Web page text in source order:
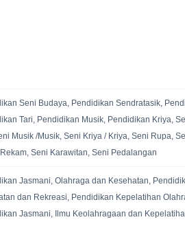
Seni Budaya, Pendidikan Sendratasik,
Tari, Pendidikan Musik, Pendidikan Kriya,
Musik /Musik, Seni Kriya / Kriya, Seni Rupa,
Seni Karawitan, Seni Pedalangan
Jasmani, Olahraga dan Kesehatan,
dan Rekreasi, Pendidikan Kepelatihan
Jasmani, Ilmu Keolahragaan dan